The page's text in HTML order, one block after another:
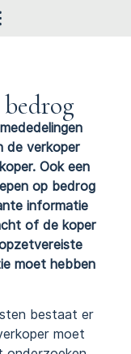
de verkoper
Ook een
op bedrog
informatie
of de koper
moet hebben
bestaat er
moet